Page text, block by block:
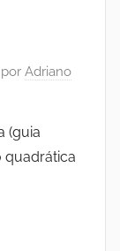
por Adriano
(guia
quadrática